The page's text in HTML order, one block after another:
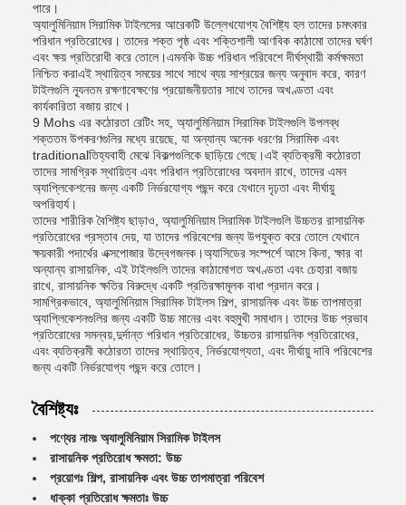
পারে।
অ্যালুমিনিয়াম সিরামিক টাইলসের আরেকটি উল্লেখযোগ্য বৈশিষ্ট্য হল তাদের চমৎকার
পরিধান প্রতিরোধের। তাদের শক্ত পৃষ্ঠ এবং শক্তিশালী আণবিক কাঠামো তাদের ঘর্ষণ
এবং ক্ষয় প্রতিরোধী করে তোলে।এমনকি উচ্চ পরিধান পরিবেশে দীর্ঘস্থায়ী কর্মক্ষমতা
নিশ্চিত করাএই স্থায়িত্ব সময়ের সাথে সাথে ব্যয় সাশ্রয়ের জন্য অনুবাদ করে, কারণ
টাইলগুলি ন্যূনতম রক্ষণাবেক্ষণের প্রয়োজনীয়তার সাথে তাদের অখণ্ডতা এবং
কার্যকারিতা বজায় রাখে।
9 Mohs এর কঠোরতা রেটিং সহ, অ্যালুমিনিয়াম সিরামিক টাইলগুলি উপলব্ধ
শক্ততম উপকরণগুলির মধ্যে রয়েছে, যা অন্যান্য অনেক ধরণের সিরামিক এবং
traditionalতিহ্যবাহী মেঝে বিকল্পগুলিকে ছাড়িয়ে গেছে।এই ব্যতিক্রমী কঠোরতা
তাদের সামগ্রিক স্থায়িত্ব এবং পরিধান প্রতিরোধের অবদান রাখে, তাদের এমন
অ্যাপ্লিকেশনের জন্য একটি নির্ভরযোগ্য পছন্দ করে যেখানে দৃঢ়তা এবং দীর্ঘায়ু
অপরিহার্য।
তাদের শারীরিক বৈশিষ্ট্য ছাড়াও, অ্যালুমিনিয়াম সিরামিক টাইলগুলি উচ্চতর রাসায়নিক
প্রতিরোধের প্রস্তাব দেয়, যা তাদের পরিবেশের জন্য উপযুক্ত করে তোলে যেখানে
ক্ষয়কারী পদার্থের এক্সপোজার উদ্বেগজনক।অ্যাসিডের সংস্পর্শে আসে কিনা, ক্ষার বা
অন্যান্য রাসায়নিক, এই টাইলগুলি তাদের কাঠামোগত অখণ্ডতা এবং চেহারা বজায়
রাখে, রাসায়নিক ক্ষতির বিরুদ্ধে একটি প্রতিরক্ষামূলক বাধা প্রদান করে।
সামগ্রিকভাবে, অ্যালুমিনিয়াম সিরামিক টাইলস শিল্প, রাসায়নিক এবং উচ্চ তাপমাত্রা
অ্যাপ্লিকেশনগুলির জন্য একটি উচ্চ মানের এবং বহুমুখী সমাধান। তাদের উচ্চ প্রভাব
প্রতিরোধের সমন্বয়,দুর্দান্ত পরিধান প্রতিরোধের, উচ্চতর রাসায়নিক প্রতিরোধের,
এবং ব্যতিক্রমী কঠোরতা তাদের স্থায়িত্ব, নির্ভরযোগ্যতা, এবং দীর্ঘায়ু দাবি পরিবেশের
জন্য একটি নির্ভরযোগ্য পছন্দ করে তোলে।
বৈশিষ্ট্যঃ
পণ্যের নামঃ অ্যালুমিনিয়াম সিরামিক টাইলস
রাসায়নিক প্রতিরোধ ক্ষমতা: উচ্চ
প্রয়োগঃ শিল্প, রাসায়নিক এবং উচ্চ তাপমাত্রা পরিবেশ
ধাক্কা প্রতিরোধ ক্ষমতাঃ উচ্চ